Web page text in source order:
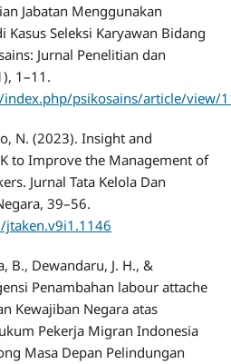
Jabatan Menggunakan
Kasus Seleksi Karyawan Bidang
Jurnal Penelitian dan
1–11.
psikosains/article/view/
N. (2023). Insight and
to Improve the Management of
Jurnal Tata Kelola Dan
39–56.
B., Dewandaru, J. H., &
Penambahan labour attache
Kewajiban Negara atas
Pekerja Migran Indonesia
Masa Depan Pelindungan